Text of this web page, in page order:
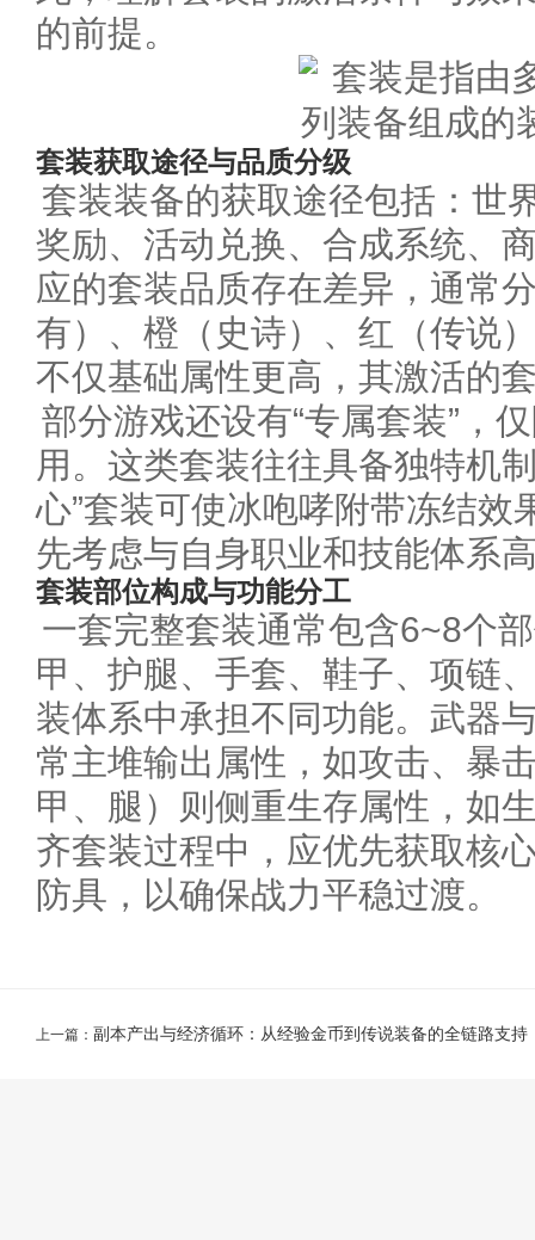
的前提。
套装获取途径与品质分级
套装装备的获取途径包括：世
奖励、活动兑换、合成系统、
应的套装品质存在差异，通常
有）、橙（史诗）、红（传说
不仅基础属性更高，其激活的
部分游戏还设有“专属套装”，
用。这类套装往往具备独特机
心”套装可使冰咆哮附带冻结效
先考虑与自身职业和技能体系
套装部位构成与功能分工
一套完整套装通常包含6~8个
甲、护腿、手套、鞋子、项链
装体系中承担不同功能。武器
常主堆输出属性，如攻击、暴
甲、腿）则侧重生存属性，如
齐套装过程中，应优先获取核
防具，以确保战力平稳过渡。
上一篇： 副本产出与经济循环：从经验金币到传说装备的全链路支持